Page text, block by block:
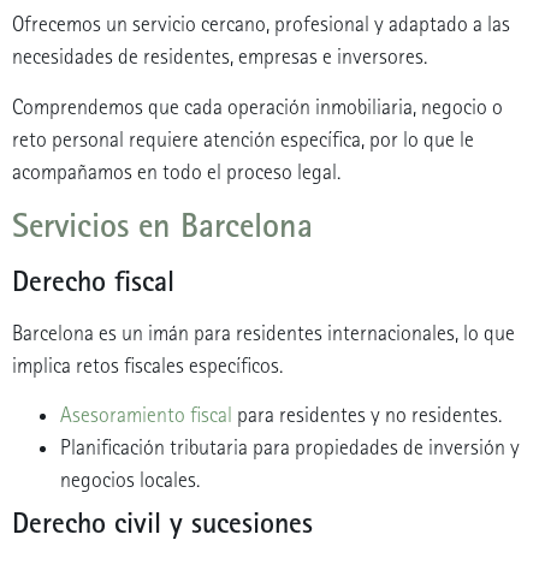
Ofrecemos un servicio cercano, profesional y adaptado a las
necesidades de residentes, empresas e inversores.
Comprendemos que cada operación inmobiliaria, negocio o
reto personal requiere atención específica, por lo que le
acompañamos en todo el proceso legal.
Servicios en Barcelona
Derecho fiscal
Barcelona es un imán para residentes internacionales, lo que
implica retos fiscales específicos.
Asesoramiento fiscal para residentes y no residentes.
Planificación tributaria para propiedades de inversión y
negocios locales.
Derecho civil y sucesiones